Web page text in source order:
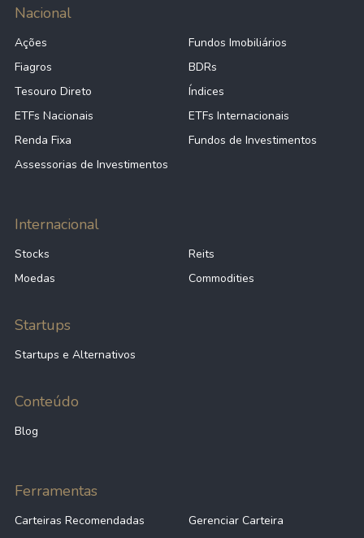
Nacional
Ações
Fundos Imobiliários
Fiagros
BDRs
Tesouro Direto
Índices
ETFs Nacionais
ETFs Internacionais
Renda Fixa
Fundos de Investimentos
Assessorias de Investimentos
Internacional
Stocks
Reits
Moedas
Commodities
Startups
Startups e Alternativos
Conteúdo
Blog
Ferramentas
Carteiras Recomendadas
Gerenciar Carteira